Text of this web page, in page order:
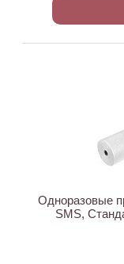
Одноразовые
SMS,